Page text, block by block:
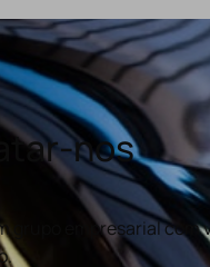
nos
grupo empresarial